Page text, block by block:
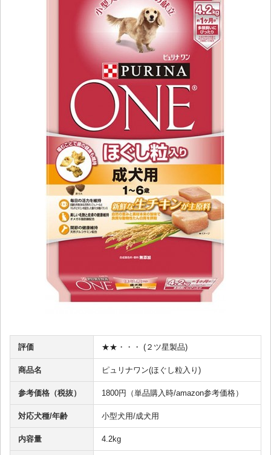
評価 ★★・・・ (２ツ星製品)
商品名 ピュリナワン(ほぐし粒入り)
参考価格（税抜） 1800円（単品購入時/amazon参考価格）
対応犬種/年齢 小型犬用/成犬用
内容量 4.2kg